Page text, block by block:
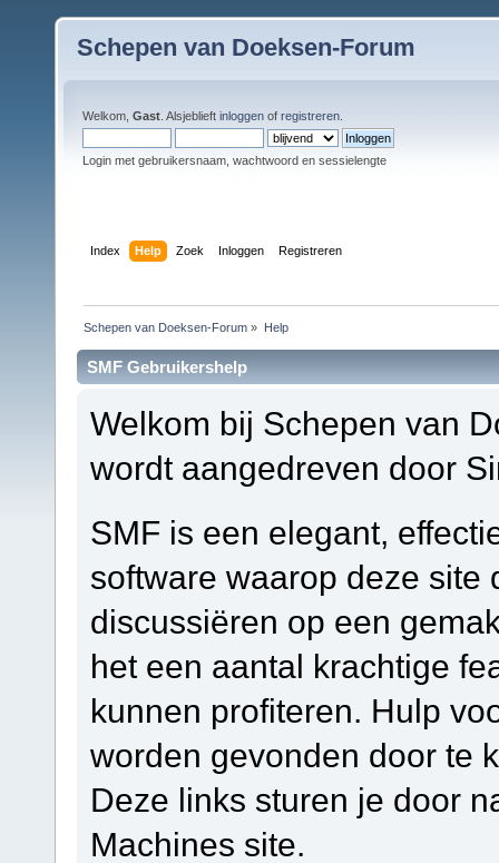
Schepen van Doeksen-Forum
Welkom, Gast . Alsjeblieft inloggen of registreren
Login met gebruikersnaam, wachtwoord en sessielengte
Index Help Zoek Inloggen Registreren
Schepen van Doeksen-Forum » Help
SMF Gebruikershelp
Welkom bij Schepen van
wordt aangedreven door
SMF is een elegant,
software waarop deze site
discussiëren op een
het een aantal krachtige
kunnen profiteren. Hulp
worden gevonden door te
Deze links sturen je door
Machines site.